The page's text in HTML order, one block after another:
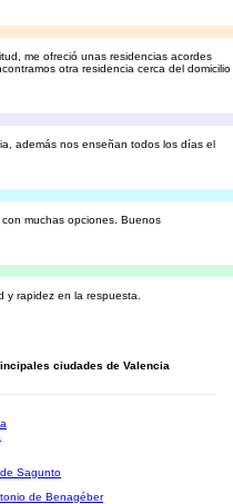
me ofreció unas residencias acordes
otra residencia cerca del domicilio
además nos enseñan todos los días el
muchas opciones. Buenos
y rapidez en la respuesta.
ciudades de Valencia
Sagunto
de Benagéber